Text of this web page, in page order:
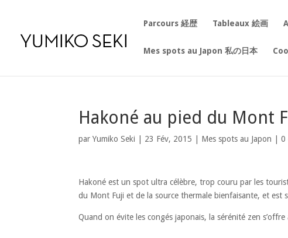
Parcours 経歴 Tableaux 絵画
Mes spots au Japon 私の日本
Hakoné au pied du Mont
parYumiko Seki 23 Fév, 2015 Mes spots au Japon |0
Hakoné est un spot ultra célèbre, trop couru par les
du Mont Fuji et de la source thermale bienfaisante, et est
Quand on évite les congés japonais, la sérénité zen s’offre